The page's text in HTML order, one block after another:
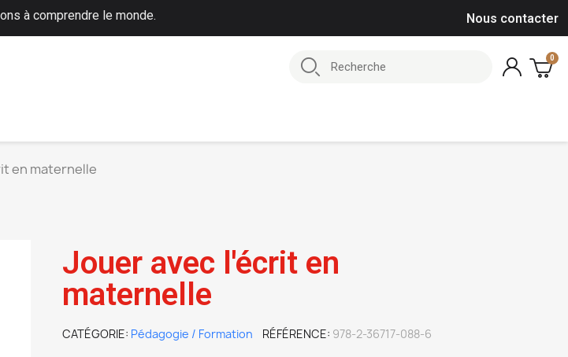
à comprendre le monde. Nous contacter
en maternelle
Jouer avec l'écrit en
maternelle
CATÉGORIE Pédagogie / Formation RÉFÉRENCE 978-2-36717-088-6